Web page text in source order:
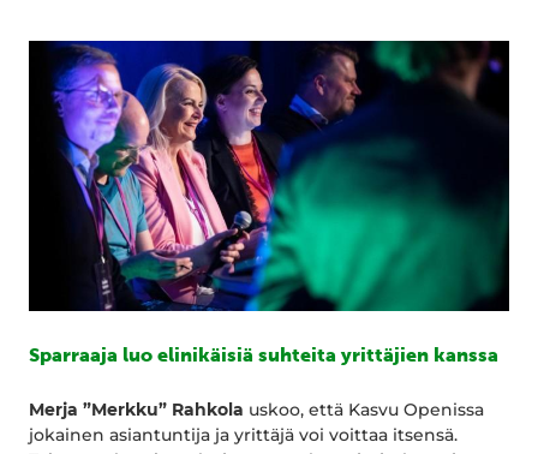
Sparraaja luo elinikäisiä suhteita yrittäjien kanssa
Merja ”Merkku” Rahkola uskoo, että Kasvu Openissa
jokainen asiantuntija ja yrittäjä voi voittaa itsensä.